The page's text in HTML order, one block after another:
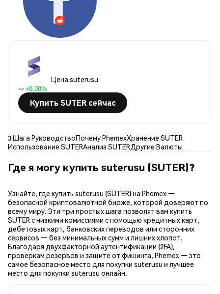
Цена suterusu
-- +0.00%
Купить SUTER сейчас
3 Шага РуководствоПочему PhemexХранение SUTER
Использование SUTERАнализ SUTERДругие Валюты
Где я могу купить suterusu (SUTER)?
Узнайте, где купить suterusu (SUTER) на Phemex —
безопасной криптовалютной бирже, которой доверяют по
всему миру. Эти три простых шага позволят вам купить
SUTER с низкими комиссиями с помощью кредитных карт,
дебетовых карт, банковских переводов или сторонних
сервисов — без минимальных сумм и лишних хлопот.
Благодаря двухфакторной аутентификации (2FA),
проверкам резервов и защите от фишинга, Phemex — это
самое безопасное место для покупки suterusu и лучшее
место для покупки suterusu онлайн.